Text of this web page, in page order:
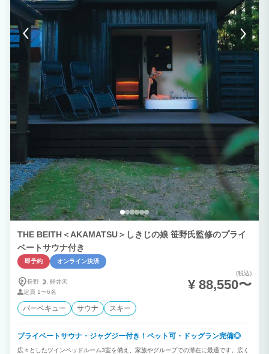
THE BEITH＜AKAMATSU＞しきじの娘 笹野氏監修のプライ
ベートサウナ付き
即予約 オンライン決済
長野
軽井沢
定員 1〜6名
(税込)
¥ 88,550〜
バーベキュー サウナ スキー
プライベートサウナ・ジャグジー付き！ペット可・ドッグラン完備◎
広々としたツインベッドルーム3室を備え、家族やグループでの滞在に最適です。広く